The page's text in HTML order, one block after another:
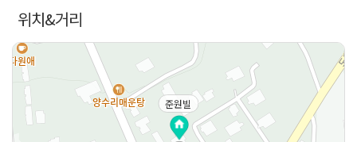
위치&거리
준원빌